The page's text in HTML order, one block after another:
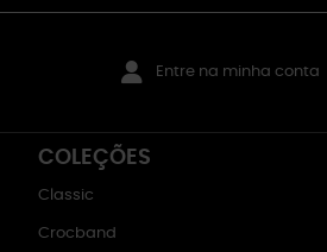
Entre na minha conta
COLEÇÕES
Classic
Crocband